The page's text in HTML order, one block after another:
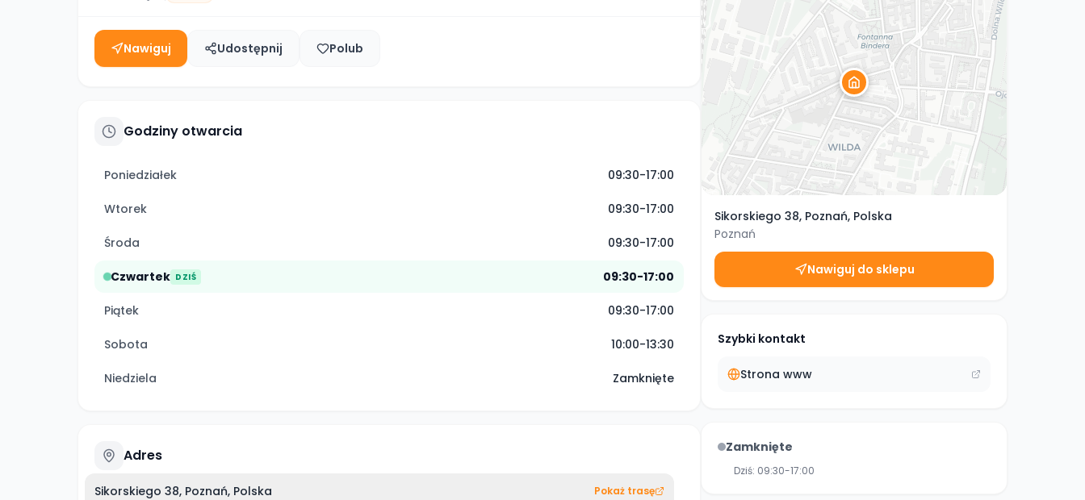
Nawiguj Udostępnij Polub
Godziny otwarcia
Poniedziałek 09:30-17:00
Wtorek 09:30-17:00
Środa 09:30-17:00
Czwartek DZIŚ 09:30-17:00
Piątek 09:30-17:00
Sobota 10:00-13:30
Niedziela Zamknięte
Adres
Sikorskiego 38, Poznań, Polska
Pokaż trasę
Sikorskiego 38, Poznań, Polska
Poznań
Nawiguj do sklepu
Szybki kontakt
Strona www
Zamknięte
Dziś: 09:30-17:00